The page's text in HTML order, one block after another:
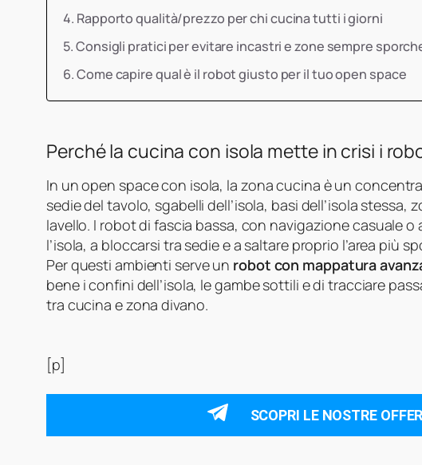
Rapporto qualità/prezzo per chi cucina tutti i giorni
Consigli pratici per evitare incastri e zone sempre
Come capire qual è il robot giusto per il tuo open space
Perché la cucina con isola mette in crisi i
In un open space con isola, la zona cucina è un
sedie del tavolo, sgabelli dell’isola, basi dell’isola
lavello. I robot di fascia bassa, con navigazione casuale
l’isola, a bloccarsi tra sedie e a saltare proprio l’area più
Per questi ambienti serve un robot con mappatura
bene i confini dell’isola, le gambe sottili e di tracciare
tra cucina e zona divano.
[p]
SCOPRI LE NOSTRE